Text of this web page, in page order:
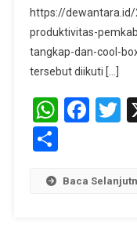
https://
produktivitas-
tangkap-dan-cool-
tersebut diikuti […]
Share
Baca